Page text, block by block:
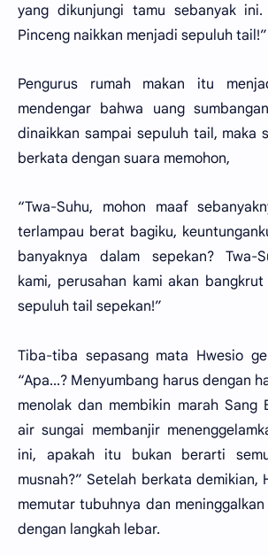
yang dikunjungi tamu sebanyak
Pinceng naikkan menjadi sepuluh tail!”
Pengurus rumah makan itu
mendengar bahwa uang
dinaikkan sampai sepuluh tail, maka
berkata dengan suara memohon,
“Twa-Suhu, mohon maaf
terlampau berat bagiku,
banyaknya dalam sepekan? Twa-
kami, perusahan kami akan
sepuluh tail sepekan!”
Tiba-tiba sepasang mata Hwesio
“Apa...? Menyumbang harus dengan
menolak dan membikin marah Sang
air sungai membanjir
ini, apakah itu bukan berarti
musnah?” Setelah berkata demikian,
memutar tubuhnya dan
dengan langkah lebar.